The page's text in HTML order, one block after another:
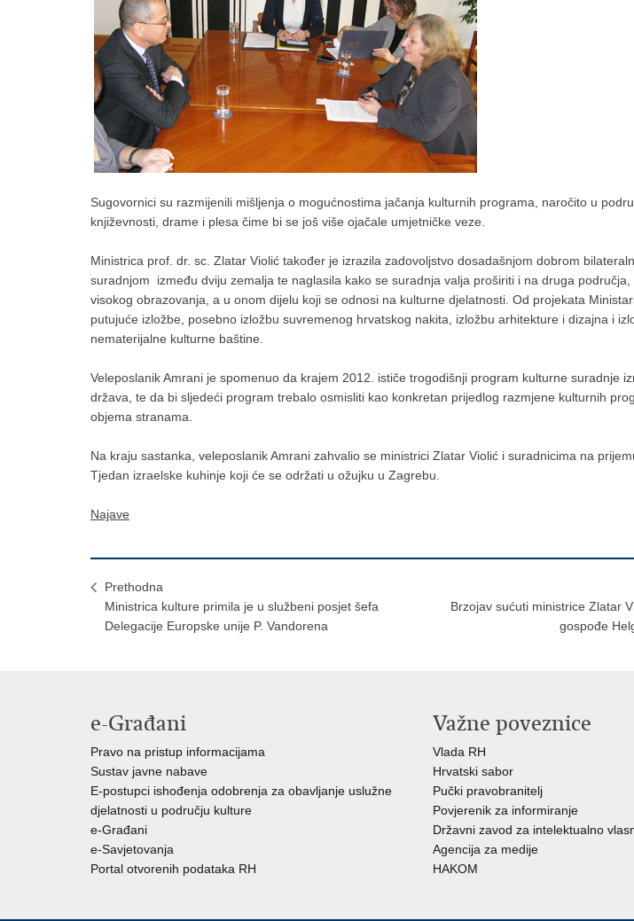
Sugovornici su razmijenili mišljenja o mogućnostima jačanja kulturnih programa, naročito u
književnosti, drame i plesa čime bi se još više ojačale umjetničke veze.
Ministrica prof. dr. sc. Zlatar Violić također je izrazila zadovoljstvo dosadašnjom dobrom
suradnjom između dviju zemalja te naglasila kako se suradnja valja proširiti i na druga
visokog obrazovanja, a u onom dijelu koji se odnosi na kulturne djelatnosti. Od projekata
putujuće izložbe, posebno izložbu suvremenog hrvatskog nakita, izložbu arhitekture i dizajna i
nematerijalne kulturne baštine.
Veleposlanik Amrani je spomenuo da krajem 2012. ističe trogodišnji program kulturne suradnje
država, te da bi sljedeći program trebalo osmisliti kao konkretan prijedlog razmjene kulturnih
objema stranama.
Na kraju sastanka, veleposlanik Amrani zahvalio se ministrici Zlatar Violić i suradnicima na
Tjedan izraelske kuhinje koji će se održati u ožujku u Zagrebu.
Najave
Prethodna
Ministrica kulture primila je u službeni posjet šefa
Delegacije Europske unije P. Vandorena
Brzojav sućuti ministrice Zlatar
gospođe
e-Građani
Pravo na pristup informacijama
Sustav javne nabave
E-postupci ishođenja odobrenja za obavljanje uslužne
djelatnosti u području kulture
e-Građani
e-Savjetovanja
Portal otvorenih podataka RH
Važne poveznice
Vlada RH
Hrvatski sabor
Pučki pravobranitelj
Povjerenik za informiranje
Državni zavod za intelektualno
Agencija za medije
HAKOM